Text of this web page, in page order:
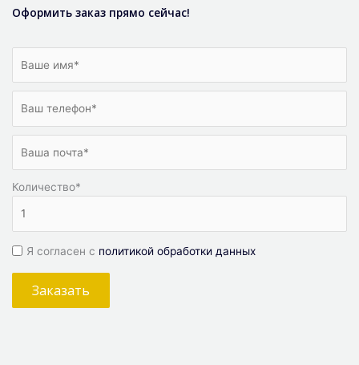
Оформить заказ прямо сейчас!
Количество*
Я согласен с политикой обработки данных
Заказать